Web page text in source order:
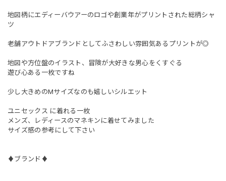
地図柄にエディーバウアーのロゴや創業年がプリントされた総柄シャ
ツ
老舗アウトドアブランドとしてふさわしい雰囲気あるプリントが◎
地図や方位盤のイラスト、冒険が大好きな男心をくすぐる
遊び心ある一枚ですね
少し大きめのMサイズなのも嬉しいシルエット
ユニセックス に着れる一枚
メンズ、レディースのマネキンに着せてみました
サイズ感の参考にして下さい
♦︎ブランド♦︎